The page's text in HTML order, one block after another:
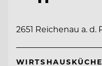
2651 Reichenau a. d.